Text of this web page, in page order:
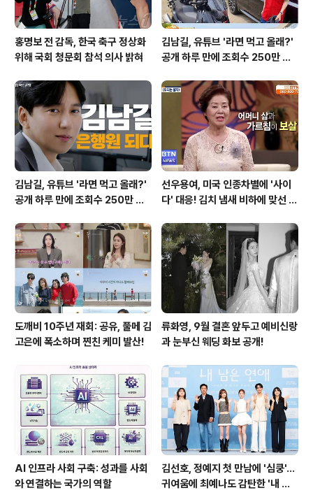
홍명보 전 감독, 한국 축구 정상화
위해 국회 청문회 참석 의사 밝혀
김남길, 유튜브 '라면 먹고 올래?'
공개 하루 만에 조회수 250만 돌
김남길, 유튜브 '라면 먹고 올래?'
공개 하루 만에 조회수 250만 돌
선우용여, 미국 인종차별에 '사이
다' 대응! 김치 냄새 비하에 맞선 통
도깨비 10주년 재회: 공유, 풀메 김
고은에 폭소하며 찐친 케미 발산!
류화영, 9월 결혼 앞두고 예비신랑
과 눈부신 웨딩 화보 공개!
AI 인프라 사회 구축: 성과를 사회
와 연결하는 국가의 역할
김선호, 정예지 첫 만남에 '심쿵'…
귀여움에 최예나도 감탄한 '내 남